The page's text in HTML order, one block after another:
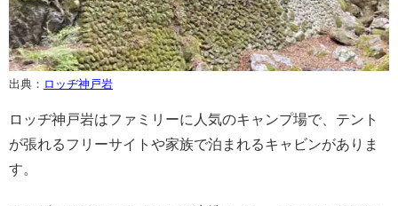
出典： ロッヂ神戸岩
ロッヂ神戸岩はファミリーに人気のキャンプ場で、テント
が張れるフリーサイトや家族で泊まれるキャビンがありま
す。